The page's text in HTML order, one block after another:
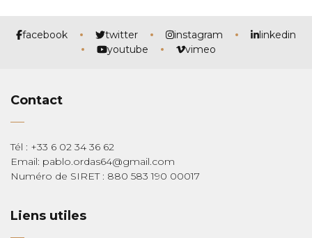
facebook twitter instagram
linkedin
youtube
vimeo
Contact
Tél : +33 6 02 34 36 62
Email: pablo.ordas64@gmail.com
Numéro de SIRET : 880 583 190 00017
Liens utiles